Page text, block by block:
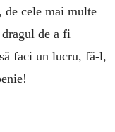
cele mai multe
de a fi
faci un lucru, fă-l,